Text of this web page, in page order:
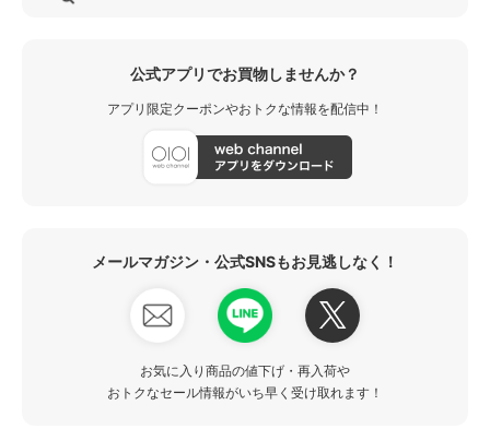
公式アプリでお買物しませんか？
アプリ限定クーポンやおトクな情報を配信中！
メールマガジン・公式SNSもお見逃しなく！
お気に入り商品の値下げ・再入荷や
おトクなセール情報がいち早く受け取れます！